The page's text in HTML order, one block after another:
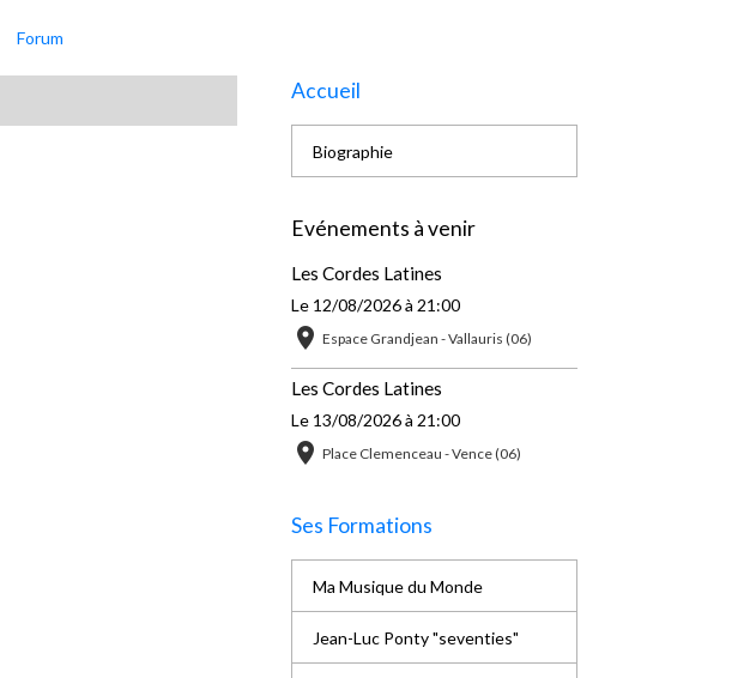
Forum
Accueil
Biographie
Evénements à venir
Les Cordes Latines
Le 12/08/2026à 21:00
Espace Grandjean - Vallauris (06)
Les Cordes Latines
Le 13/08/2026à 21:00
Place Clemenceau - Vence (06)
Ses Formations
Ma Musique du Monde
Jean-Luc Ponty "seventies"